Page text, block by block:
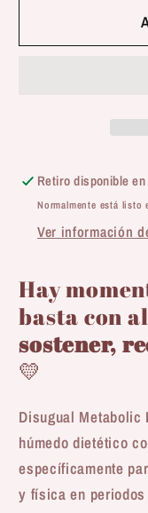
|
|
Retiro disponible en
Normalmente está listo
Ver información
Hay
basta con
sostener,
💛
Disugual Metabolic
húmedo dietético
específicamente
y física en